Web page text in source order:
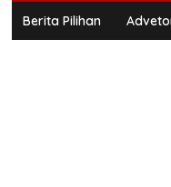
Berita Pilihan